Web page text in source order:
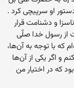
او سرپيچى كرد .
و دشنامت قرار
رسول خدا صلّى
كه با توجه به آن‌ها،
و اگر يكى از آن‌ها
كه در اختيار من